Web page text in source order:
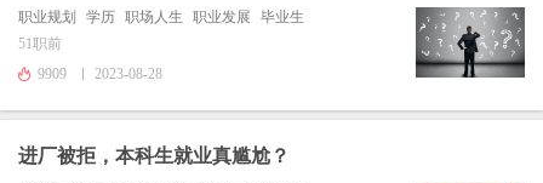
职业规划 学历 职场人生 职业发展
毕业生
51职前
9909
2023-08-28
进厂被拒，本科生就业真尴尬？